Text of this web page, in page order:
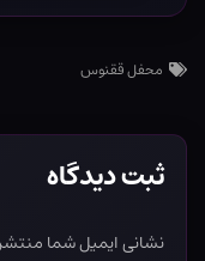
محفل ققنوس
ثبت دیدگاه
نشانی ایمیل شما